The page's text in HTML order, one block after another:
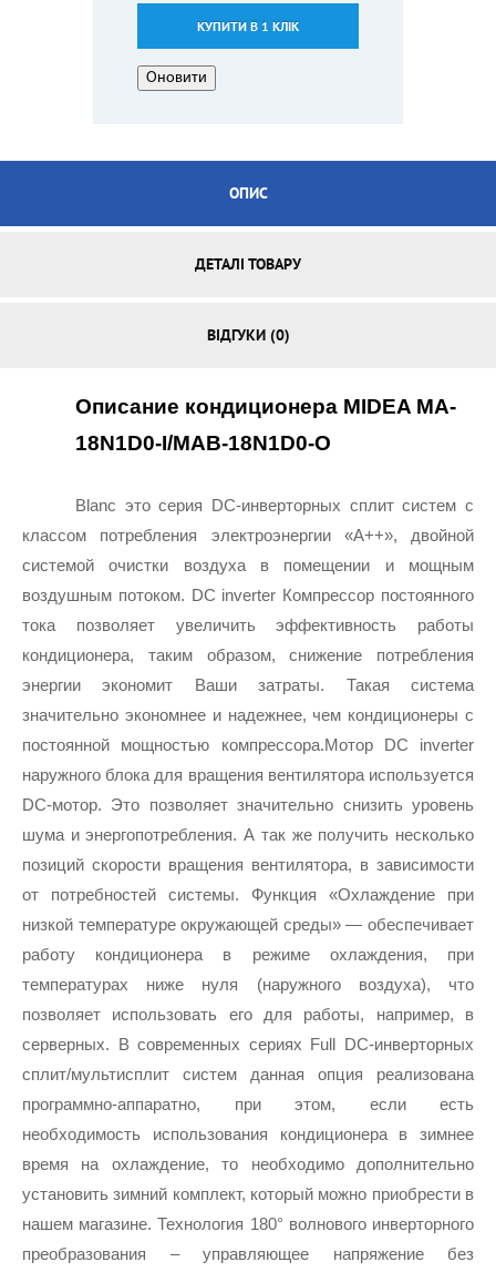
КУПИТИ В 1 КЛІК
ОПИС
ДЕТАЛІ ТОВАРУ
ВІДГУКИ (0)
Описание кондиционера MIDEA MA-
18N1D0-I/MAB-18N1D0-O
Blanc это серия DC-инверторных сплит систем с
классом потребления электроэнергии «А++», двойной
системой очистки воздуха в помещении и мощным
воздушным потоком. DC inverter Компрессор постоянного
тока позволяет увеличить эффективность работы
кондиционера, таким образом, снижение потребления
энергии экономит Ваши затраты. Такая система
значительно экономнее и надежнее, чем кондиционеры с
постоянной мощностью компрессора.Мотор DC inverter
наружного блока для вращения вентилятора используется
DC-мотор. Это позволяет значительно снизить уровень
шума и энергопотребления. А так же получить несколько
позиций скорости вращения вентилятора, в зависимости
от потребностей системы. Функция «Охлаждение при
низкой температуре окружающей среды» — обеспечивает
работу кондиционера в режиме охлаждения, при
температурах ниже нуля (наружного воздуха), что
позволяет использовать его для работы, например, в
серверных. В современных сериях Full DC-инверторных
сплит/мультисплит систем данная опция реализована
программно-аппаратно, при этом, если есть
необходимость использования кондиционера в зимнее
время на охлаждение, то необходимо дополнительно
установить зимний комплект, который можно приобрести в
нашем магазине. Технология 180° волнового инверторного
преобразования – управляющее напряжение без